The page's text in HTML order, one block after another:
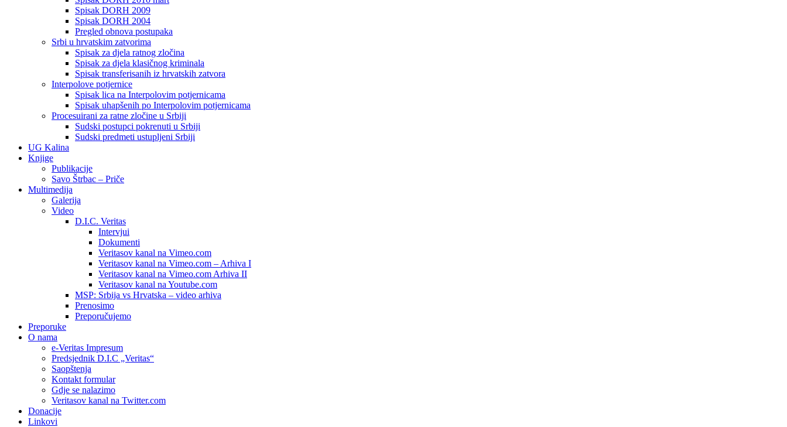
Spisak DORH 2009
Spisak DORH 2004
Pregled obnova postupaka
Srbi u hrvatskim zatvorima
Spisak za djela ratnog zločina
Spisak za djela klasičnog kriminala
Spisak transferisanih iz hrvatskih zatvora
Interpolove potjernice
Spisak lica na Interpolovim potjernicama
Spisak uhapšenih po Interpolovim potjernicama
Procesuirani za ratne zločine u Srbiji
Sudski postupci pokrenuti u Srbiji
Sudski predmeti ustupljeni Srbiji
UG Kalina
Knjige
Publikacije
Savo Štrbac – Priče
Multimedija
Galerija
Video
D.I.C. Veritas
Intervjui
Dokumenti
Veritasov kanal na Vimeo.com
Veritasov kanal na Vimeo.com – Arhiva I
Veritasov kanal na Vimeo.com Arhiva II
Veritasov kanal na Youtube.com
MSP: Srbija vs Hrvatska – video arhiva
Prenosimo
Preporučujemo
Preporuke
O nama
e-Veritas Impresum
Predsjednik D.I.C „Veritas“
Saopštenja
Kontakt formular
Gdje se nalazimo
Veritasov kanal na Twitter.com
Donacije
Linkovi